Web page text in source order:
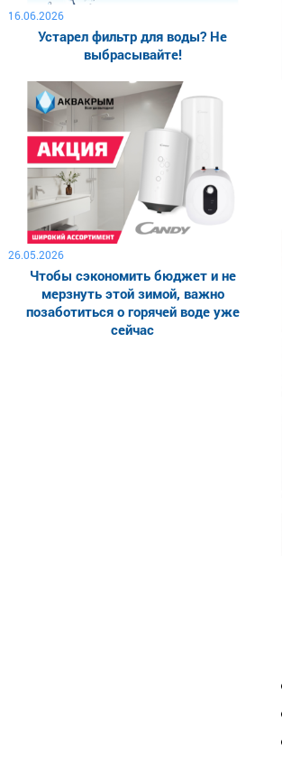
16.06.2026
Устарел фильтр для воды? Не
выбрасывайте!
26.05.2026
Чтобы сэкономить бюджет и не
мерзнуть этой зимой, важно
позаботиться о горячей воде уже
сейчас